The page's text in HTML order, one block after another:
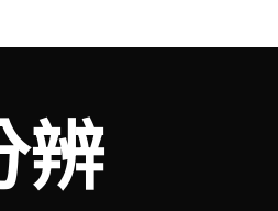
辨